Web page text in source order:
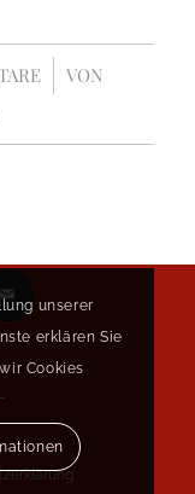
VON
unserer
erklären Sie
Cookies